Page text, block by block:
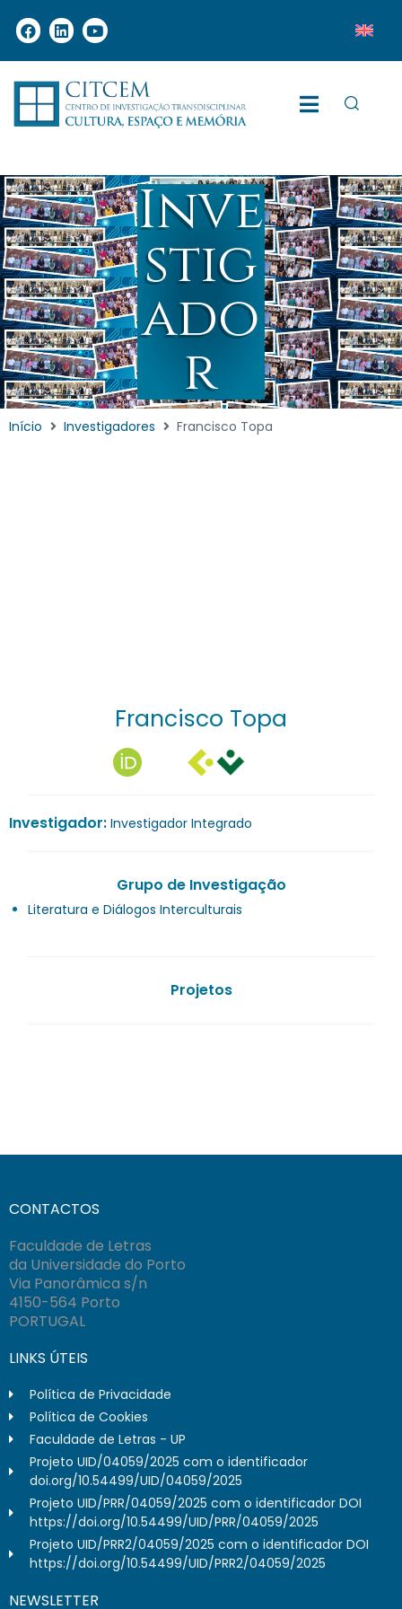
Inve
stig
ado
r
Início Investigadores Francisco Topa
Francisco Topa
Investigador: Investigador Integrado
Grupo de Investigação
Literatura e Diálogos Interculturais
Projetos
CONTACTOS
Faculdade de Letras
da Universidade do Porto
Via Panorâmica s/n
4150-564 Porto
PORTUGAL
LINKS ÚTEIS
Política de Privacidade
Política de Cookies
Faculdade de Letras - UP
Projeto UID/04059/2025 com o identificador
doi.org/10.54499/UID/04059/2025
Projeto UID/PRR/04059/2025 com o identificador DOI
https://doi.org/10.54499/UID/PRR/04059/2025
Projeto UID/PRR2/04059/2025 com o identificador DOI
https://doi.org/10.54499/UID/PRR2/04059/2025
NEWSLETTER